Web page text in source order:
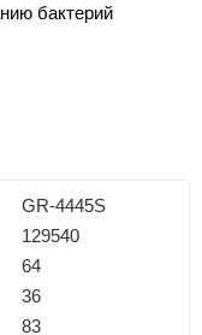
бактерий
GR-4445S
129540
64
36
83